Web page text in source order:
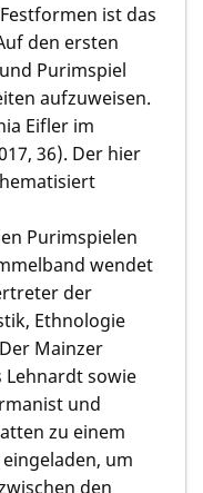
ist das
den ersten
Purimspiel
aufzuweisen.
Eifler im
36). Der hier
Purimspielen
wendet
der
Ethnologie
Mainzer
Lehnardt sowie
und
zu einem
um
den